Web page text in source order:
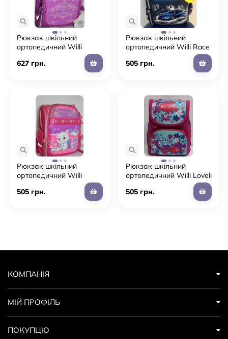
Рюкзак шкільний
ортопедичний Willi
627 грн.
Рюкзак шкільний
ортопедичний Willi Race
505 грн.
Рюкзак шкільний
ортопедичний Willi
505 грн.
Рюкзак шкільний
ортопедичний Willi Loveli
505 грн.
КОМПАНІЯ
МІЙ ПРОФІЛЬ
ПОКУПЦЮ